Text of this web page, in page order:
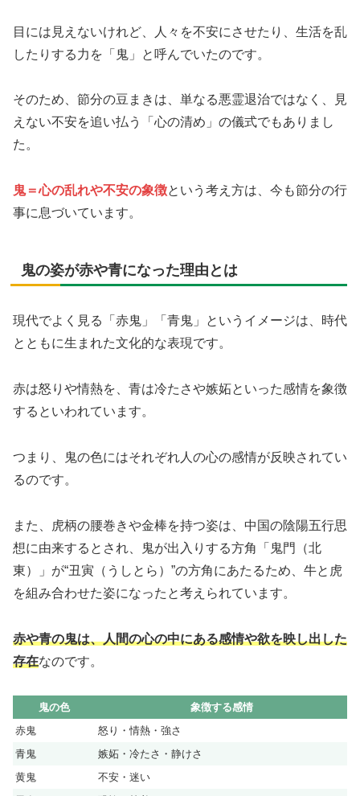
目には見えないけれど、人々を不安にさせたり、生活を乱
したりする力を「鬼」と呼んでいたのです。
そのため、節分の豆まきは、単なる悪霊退治ではなく、見
えない不安を追い払う「心の清め」の儀式でもありまし
た。
鬼＝心の乱れや不安の象徴という考え方は、今も節分の行
事に息づいています。
鬼の姿が赤や青になった理由とは
現代でよく見る「赤鬼」「青鬼」というイメージは、時代
とともに生まれた文化的な表現です。
赤は怒りや情熱を、青は冷たさや嫉妬といった感情を象徴
するといわれています。
つまり、鬼の色にはそれぞれ人の心の感情が反映されてい
るのです。
また、虎柄の腰巻きや金棒を持つ姿は、中国の陰陽五行思
想に由来するとされ、鬼が出入りする方角「鬼門（北
東）」が“丑寅（うしとら）”の方角にあたるため、牛と虎
を組み合わせた姿になったと考えられています。
赤や青の鬼は、人間の心の中にある感情や欲を映し出した
存在なのです。
鬼の色
象徴する感情
赤鬼
怒り・情熱・強さ
青鬼
嫉妬・冷たさ・静けさ
黄鬼
不安・迷い